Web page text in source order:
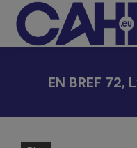
EN BREF 72,